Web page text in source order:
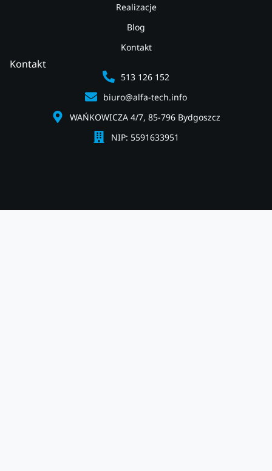
Realizacje
Blog
Kontakt
Kontakt
513 126 152
biuro@alfa-tech.info
WAŃKOWICZA 4/7, 85-796 Bydgoszcz
NIP: 5591633951